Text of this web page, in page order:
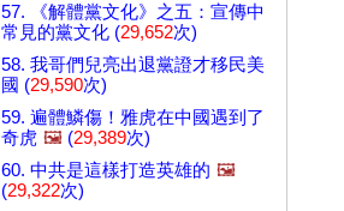
57. 《解體黨文化》之五：宣傳中
常見的黨文化 (29,652次)
58. 我哥們兒亮出退黨證才移民美
國 (29,590次)
59. 遍體鱗傷！雅虎在中國遇到了
奇虎 🖼️ (29,389次)
60. 中共是這樣打造英雄的 🖼️
(29,322次)